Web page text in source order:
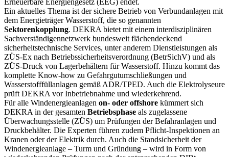
Ein aktuelles Thema ist der sichere Betrieb von Verbundanlagen mit
dem Energieträger Wasserstoff, die so genannten
Sektorenkopplung. DEKRA bietet mit einem interdisziplinären
Sachverständigennetzwerk bundesweit flächendeckend
sicherheitstechnische Services, unter anderem Dienstleistungen als
ZÜS-Ex nach Betriebssicherheitsverordnung (BetrSichV) und als
ZÜS-Druck von Lagerbehältern für Wasserstoff. Hinzu kommt das
komplette Know-how zu Gefahrgutumschließungen und
Wasserstofffüllanlagen gemäß ADR/TPED. Auch die Elektrolyseure
prüft DEKRA vor Inbetriebnahme und wiederkehrend.
Für alle Windenergieanlagen on- oder offshore kümmert sich
DEKRA in der gesamten Betriebsphase als zugelassene
Überwachungsstelle (ZÜS) um Prüfungen der Befahranlagen und
Druckbehälter. Die Experten führen zudem Pflicht-Inspektionen an
Kranen oder der Elektrik durch. Auch die Standsicherheit der
Windenergieanlage – Turm und Gründung – wird in Form von